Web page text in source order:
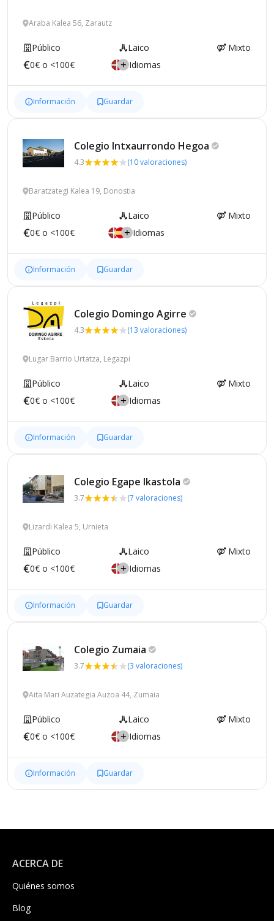
Araba Kalea 56, Zarautz
Público Laico
Mixto
0€ o <100€
Idiomas
Información Guardar
Colegio Intxaurrondo Hegoa
4.3 (10 valoraciones)
Baratzategi Kalea 19, Donostia
Público Laico
Mixto
0€ o <100€
Idiomas
Información Guardar
Colegio Domingo Agirre
4.3 (13 valoraciones)
Lugar Barrio Urtatza, Legazpi
Público Laico
Mixto
0€ o <100€
Idiomas
Información Guardar
Colegio Egape Ikastola
3.7 (7 valoraciones)
Lizardi Kalea 5, Urnieta
Público Laico
Mixto
0€ o <100€
Idiomas
Información Guardar
Colegio Zumaia
3.7 (3 valoraciones)
Aita Mari Auzategia Auzoa 44, Zumaia
Público Laico
Mixto
0€ o <100€
Idiomas
Información Guardar
ACERCA DE
Quiénes somos
Blog